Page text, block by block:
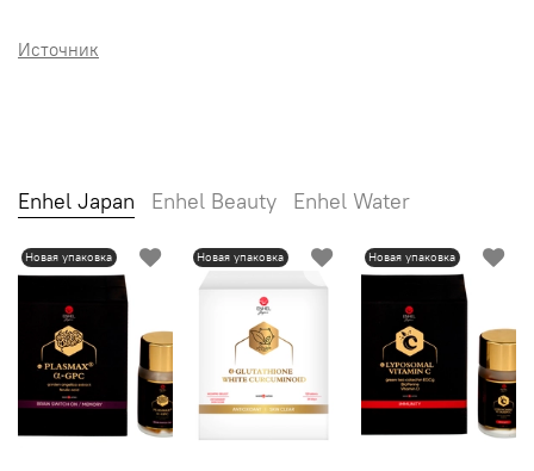
Источник
Enhel Japan Enhel Beauty Enhel Water
Новая упаковка Новая упаковка Новая упаковка